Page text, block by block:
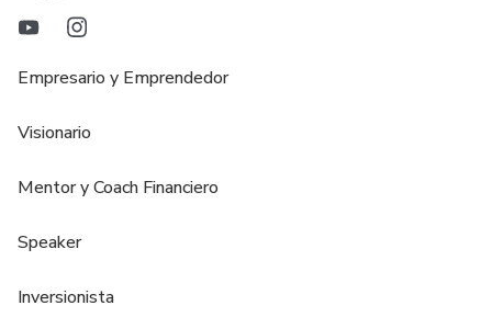
Empresario y Emprendedor
Visionario
Mentor y Coach Financiero
Speaker
Inversionista